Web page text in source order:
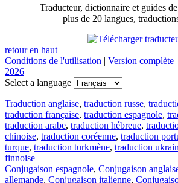
Traducteur, dictionnaire et guides
plus de 20 langues,
retour en haut
Conditions de l'utilisation | Version complète |
2026
Select a language
Traduction anglaise, traduction russe,
traduction française, traduction espagnole,
traduction arabe, traduction hébreue,
chinoise, traduction coréenne, traduction
turque, traduction turkmène, traduction
finnoise
Conjugaison espagnole, Conjugaison
allemande, Conjugaison italienne,